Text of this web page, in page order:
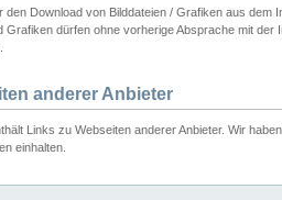
den Download von Bilddateien / Grafiken aus
Grafiken dürfen ohne vorherige Absprache mit
anderer Anbieter
Links zu Webseiten anderer Anbieter. Wir
einhalten.